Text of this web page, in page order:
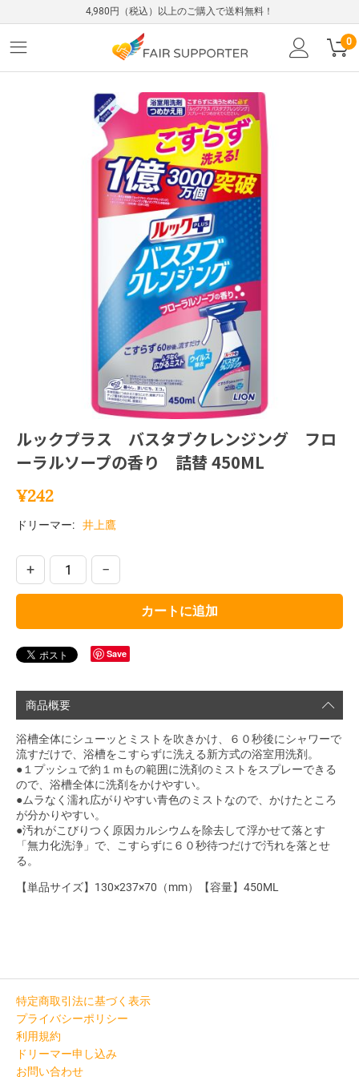
4,980円（税込）以上のご購入で送料無料！
0
ルックプラス バスタブクレンジング フロ
ーラルソープの香り 詰替 450ML
¥242
ドリーマー: 井上鷹
+ −
カートに追加
Save
商品概要
浴槽全体にシューッとミストを吹きかけ、６０秒後にシャワーで
流すだけで、浴槽をこすらずに洗える新方式の浴室用洗剤。
●１プッシュで約１ｍもの範囲に洗剤のミストをスプレーできる
ので、浴槽全体に洗剤をかけやすい。
●ムラなく濡れ広がりやすい青色のミストなので、かけたところ
が分かりやすい。
●汚れがこびりつく原因カルシウムを除去して浮かせて落とす
「無力化洗浄」で、こすらずに６０秒待つだけで汚れを落とせ
る。
【単品サイズ】130×237×70（mm）【容量】450ML
特定商取引法に基づく表示
プライバシーポリシー
利用規約
ドリーマー申し込み
お問い合わせ